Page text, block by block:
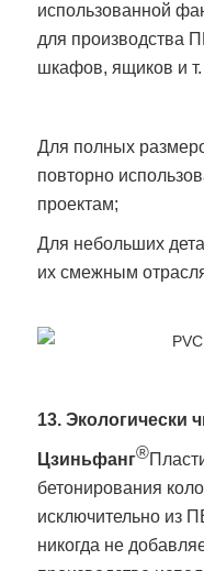
использованной
для производства
шкафов, ящиков и т.
Для полных
повторно
проектам;
Для небольших
их смежным
13. Экологически
Цзиньфанг®
бетонирования
исключительно из
никогда не